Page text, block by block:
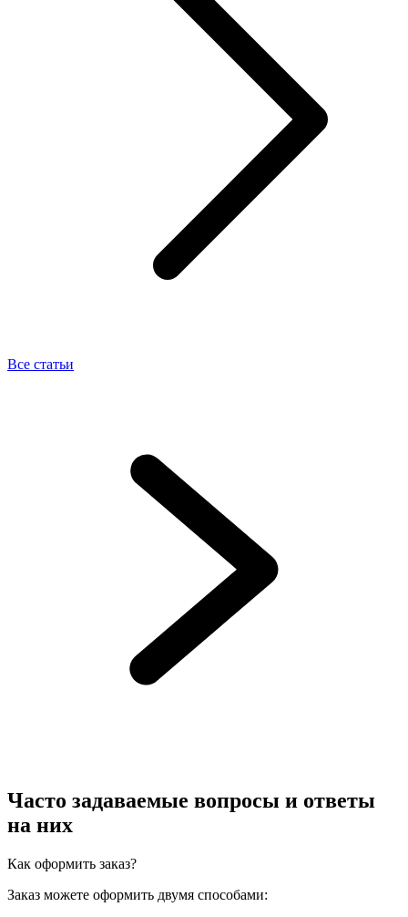
Все статьи
Часто задаваемые вопросы и ответы
на них
Как оформить заказ?
Заказ можете оформить двумя способами: